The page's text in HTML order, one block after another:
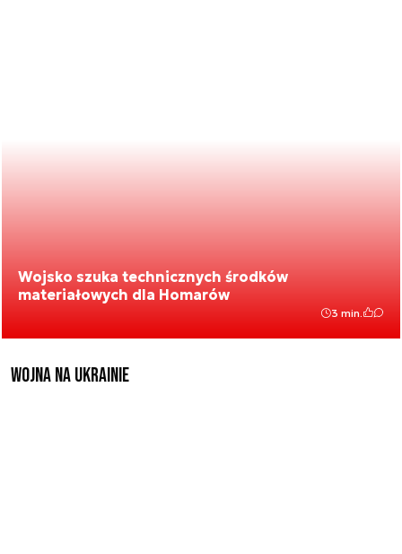
Wojsko szuka technicznych środków
materiałowych dla Homarów
3 min.
Wojna na Ukrainie